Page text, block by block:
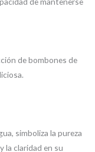
de bombones de
simboliza la pureza
la claridad en su